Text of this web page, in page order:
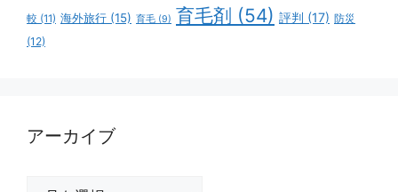
較 (11) 海外旅行 (15) 育毛 (9) 育毛剤 (54) 評判 (17) 防災
(12)
アーカイブ